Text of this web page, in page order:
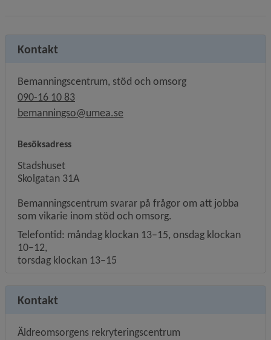
Kontakt
Bemanningscentrum, stöd och omsorg
090-16 10 83
bemanningso@umea.se
Besöksadress
Stadshuset
Skolgatan 31A
Bemanningscentrum svarar på frågor om att jobba
som vikarie inom stöd och omsorg.
Telefontid: måndag klockan 13–15, onsdag klockan
10–12,
torsdag klockan 13–15
Kontakt
Äldreomsorgens rekryteringscentrum